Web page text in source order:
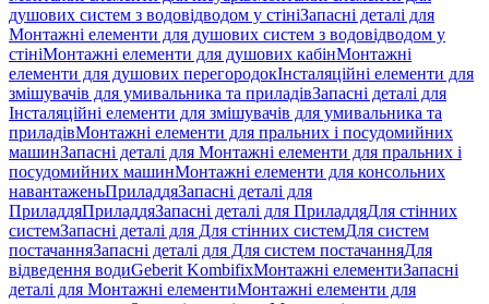
душових систем з водовідводом у стініЗапасні деталі для
Монтажні елементи для душових систем з водовідводом у
стініМонтажні елементи для душових кабінМонтажні
елементи для душових перегородокІнсталяційні елементи для
змішувачів для умивальника та приладівЗапасні деталі для
Інсталяційні елементи для змішувачів для умивальника та
приладівМонтажні елементи для пральних і посудомийних
машинЗапасні деталі для Монтажні елементи для пральних і
посудомийних машинМонтажні елементи для консольних
навантаженьПриладдяЗапасні деталі для
ПриладдяПриладдяЗапасні деталі для ПриладдяДля стінних
системЗапасні деталі для Для стінних системДля систем
постачанняЗапасні деталі для Для систем постачанняДля
відведення водиGeberit KombifixМонтажні елементиЗапасні
деталі для Монтажні елементиМонтажні елементи для